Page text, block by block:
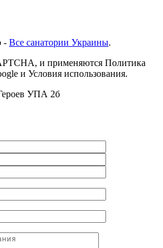
- Все санатории Украины.
и применяются Политика
и Условия использования.
УПА 2б